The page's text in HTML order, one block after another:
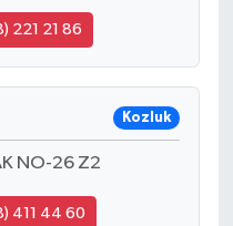
221 21 86
Kozluk
NO-26 Z2
411 44 60